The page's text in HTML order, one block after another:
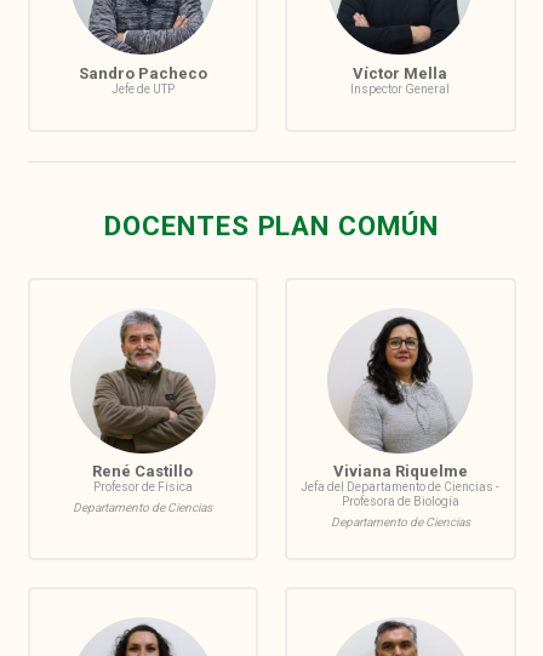
Sandro Pacheco
Jefe de UTP
Víctor Mella
Inspector General
DOCENTES PLAN COMÚN
René Castillo
Profesor de Física
Departamento de Ciencias
Viviana Riquelme
Jefa del Departamento de Ciencias -
Profesora de Biología
Departamento de Ciencias